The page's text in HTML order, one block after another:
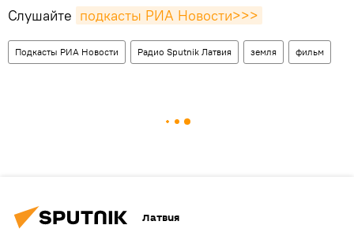
Слушайте подкасты РИА Новости>>>
Подкасты РИА Новости Радио Sputnik Латвия земля фильм
Латвия